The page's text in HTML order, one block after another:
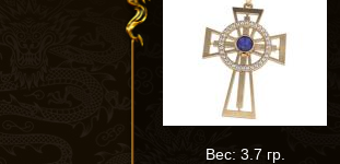
Вес: 3.7 гр.